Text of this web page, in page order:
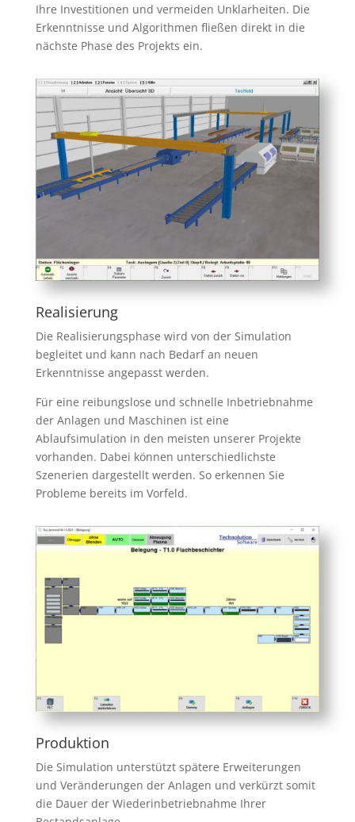
Ihre Investitionen und vermeiden Unklarheiten. Die
Erkenntnisse und Algorithmen fließen direkt in die
nächste Phase des Projekts ein.
Realisierung
Die Realisierungsphase wird von der Simulation
begleitet und kann nach Bedarf an neuen
Erkenntnisse angepasst werden.
Für eine reibungslose und schnelle Inbetriebnahme
der Anlagen und Maschinen ist eine
Ablaufsimulation in den meisten unserer Projekte
vorhanden. Dabei können unterschiedlichste
Szenerien dargestellt werden. So erkennen Sie
Probleme bereits im Vorfeld.
Produktion
Die Simulation unterstützt spätere Erweiterungen
und Veränderungen der Anlagen und verkürzt somit
die Dauer der Wiederinbetriebnahme Ihrer